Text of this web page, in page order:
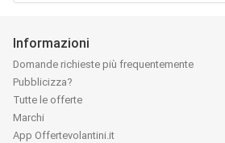
Informazioni
Domande richieste più frequentemente
Pubblicizza?
Tutte le offerte
Marchi
App Offertevolantini.it